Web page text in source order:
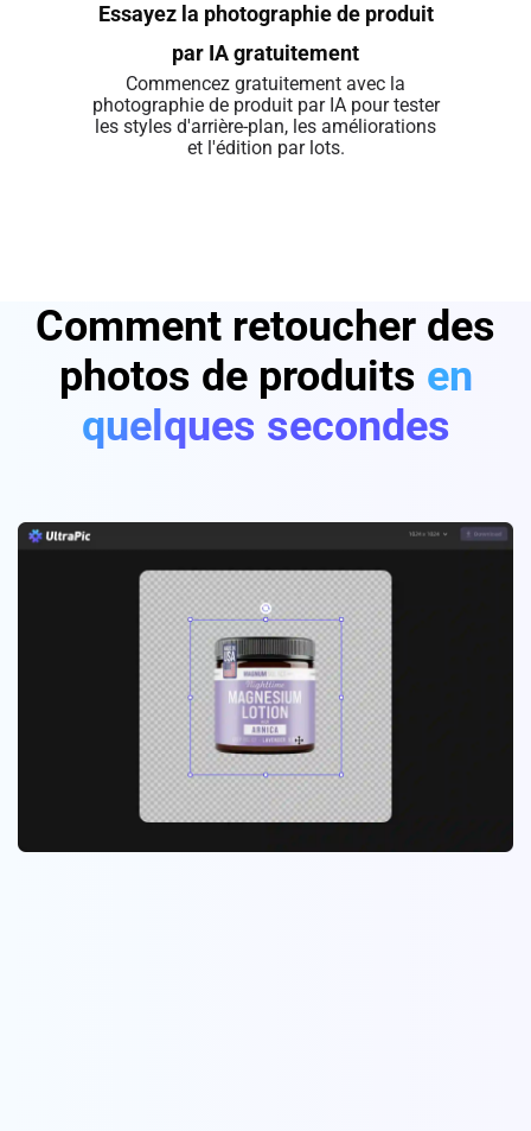
Essayez la photographie de produit
par IA gratuitement
Commencez gratuitement avec la
photographie de produit par IA pour tester
les styles d'arrière-plan, les améliorations
et l'édition par lots.
Comment retoucher des
photos de produits en
quelques secondes